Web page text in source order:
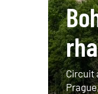
Circuit